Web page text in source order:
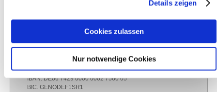
Details zeigen
Cookies zulassen
Nur notwendige Cookies
Sobald das Geld auf unserem Konto eingegangen ist beginnen wir mit der
Produktion Ihres Auftrags.
Ortmaier-Druck GmbH
VR-Bank Ostbayern-Mitte eG
IBAN: DE06 7429 0000 0002 7560 05
BIC: GENODEF1SR1